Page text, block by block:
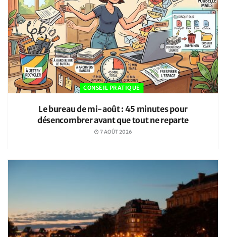
CONSEIL PRATIQUE
Le bureau de mi-août : 45 minutes pour
désencombrer avant que tout ne reparte
7 AOÛT 2026